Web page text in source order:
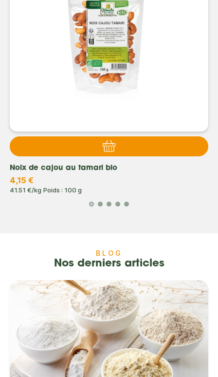
Noix de cajou au tamari bio
4,15 €
41.51 €/kg Poids : 100 g
BLOG
Nos derniers articles